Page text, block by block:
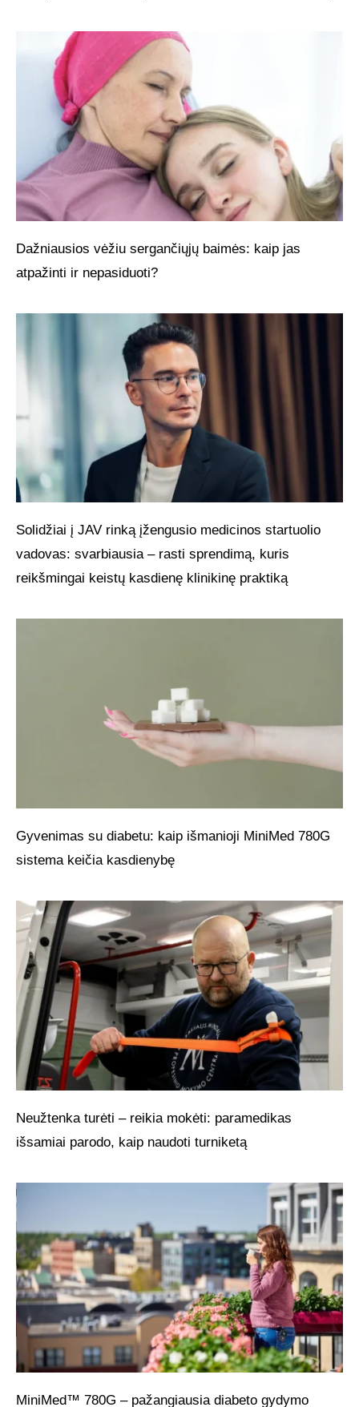
Dažniausios vėžiu sergančiųjų baimės: kaip jas
atpažinti ir nepasiduoti?
Solidžiai į JAV rinką įžengusio medicinos startuolio
vadovas: svarbiausia – rasti sprendimą, kuris
reikšmingai keistų kasdienę klinikinę praktiką
Gyvenimas su diabetu: kaip išmanioji MiniMed 780G
sistema keičia kasdienybę
Neužtenka turėti – reikia mokėti: paramedikas
išsamiai parodo, kaip naudoti turniketą
MiniMed™ 780G – pažangiausia diabeto gydymo